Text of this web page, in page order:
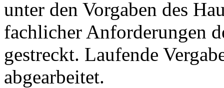
unter den Vorgaben des
fachlicher Anforderungen
gestreckt. Laufende
abgearbeitet.